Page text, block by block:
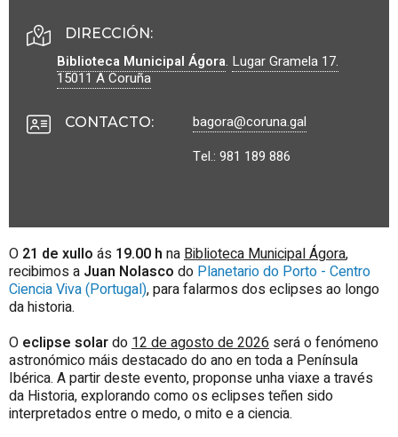
DIRECCIÓN:
Biblioteca Municipal Ágora. Lugar Gramela 17.
15011A Coruña
CONTACTO:
bagora@coruna.gal
Tel.: 981 189 886
O 21 de xullo ás 19.00 h na Biblioteca Municipal Ágora,
recibimos a Juan Nolasco do Planetario do Porto - Centro
Ciencia Viva (Portugal), para falarmos dos eclipses ao longo
da historia.
O eclipse solardo 12 de agosto de 2026 será o fenómeno
astronómico máis destacado do ano en toda a Península
Ibérica. A partir deste evento, proponse unha viaxe a través
da Historia, explorando como os eclipses teñen sido
interpretados entre o medo, o mito e a ciencia.